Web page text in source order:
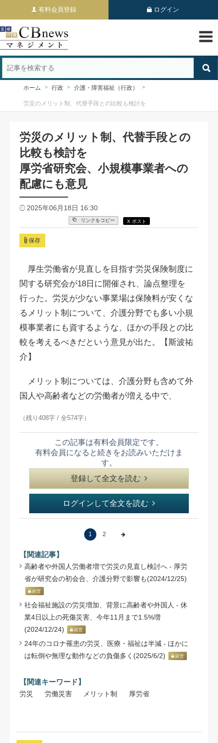
有料会員登録 ログイン
ホーム 行政 介護・障害福祉（行政）
労災のメリット制、代替手段との比較も検討を
労災のメリット制、代替手段との
比較も検討を
厚労省研究会、小規模事業者への
配慮にも意見
2025年06月18日 16:30
リンクをコピー X ポスト
保存
厚生労働省が見直しを目指す労災保険制度に
関する研究会が18日に開催され、論点整理を
行った。労災が少ない事業場は保険料が安くな
るメリット制について、介護分野でも多い小規
模事業者にも資するような、ほかの手段との比
較を考えるべきだという意見が出た。【斯波祐
介】
メリット制については、介護分野も含めて外
国人や高齢者などの労働者が増える中で、
（残り408字 / 全574字）
この記事は有料会員限定です。
有料会員になると続きをお読みいただけま
す。
登録して全文を読む
ログインして全文を読む
1 2
【関連記事】
高齢者や外国人労働者増で労災の見直し検討へ - 厚労
省が研究会の初会合、介護分野で影響も(2024/12/25)
経営
社会福祉施設の労災増加、背景に高齢者や外国人 - 休
業4日以上の死傷災害、今年11月まで1.5%増
(2024/12/24)
経営
24年のコロナ罹患の労災、医療・福祉は半減 - ほかに
は転倒や無理な動作などの負傷多く(2025/6/2)
経営
【関連キーワード】
労災 労働災害 メリット制 厚労省